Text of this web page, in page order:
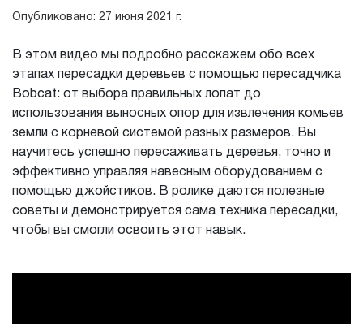
Опубликовано: 27 июня 2021 г.
В этом видео мы подробно расскажем обо всех
этапах пересадки деревьев с помощью пересадчика
Bobcat: от выбора правильных лопат до
использования выносных опор для извлечения комьев
земли с корневой системой разных размеров. Вы
научитесь успешно пересаживать деревья, точно и
эффективно управляя навесным оборудованием с
помощью джойстиков. В ролике даются полезные
советы и демонстрируется сама техника пересадки,
чтобы вы смогли освоить этот навык.